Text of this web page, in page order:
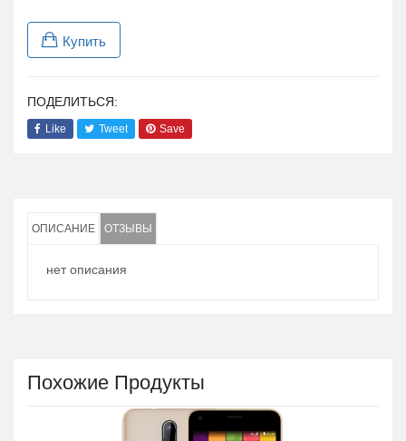
Купить
ПОДЕЛИТЬСЯ:
Like Tweet Save
ОПИСАНИЕ ОТЗЫВЫ
нет описания
Похожие Продукты